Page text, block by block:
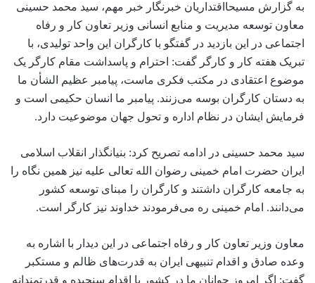
به گزارش مسیحااقتداریان خبرنگار خبر مهم، سید محمد حسینی
معاون توسعه مدیریت و منابع انسانی وزیر تعاون کار و رفاه
اجتماعی در این بازدید در گفتگو با کارگران این واحد تولیدی، با
تبریک هفته کار و کارگر گفت: احترام و پاسداشت مقام کارگر یک
موضوع اعتقادی در مکتب فکری ماست، پیامبر عظیم الشأن ما
به دستان کارگران بوسه می‌زنند. پیامبر ما انسان حکیمی است و
فرمایش ایشان در نظام اداره و تحول جهان موضوعیت دارد.
سید محمد حسینی در ادامه تصریح کرد: بنیانگذار انقلاب اسلامی
ایران حضرت امام خمینی رضوان الله تعالی علیه نیز همین نگاه را
به جامعه کارگران داشتند و کارگران را مبنای توسعه کشور
می‌دانند.‌ امام خمینی ره می‌فرمودند خداوند نیز کارگر است.‌
معاون وزیر تعاون کار و رفاه اجتماعی در این دیدار با اشاره به
وعده صادق و اقدام تنبیهی ایران به قدرت‌های ظالم و مستکبر
گفت: اگر امروز جوانان ما در کشور با اقدام سنجیده و قدرتمندانه